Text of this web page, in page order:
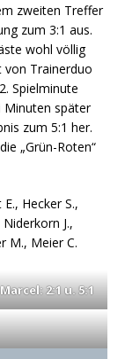
zweiten Treffer
zum 3:1 aus.
wohl völlig
von Trainerduo
Spielminute
Minuten später
zum 5:1 her.
„Grün-Roten“
Hecker S.,
J.,
M., Meier C.
2:1 u. 5:1